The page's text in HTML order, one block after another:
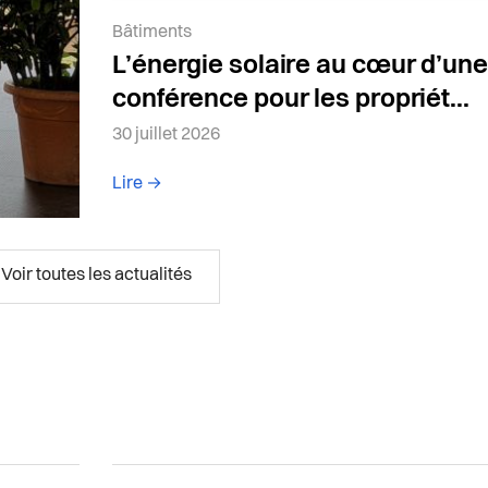
Article de la catégorie:
Bâtiments
L’énergie solaire au cœur d’une
conférence pour les propriét...
30 juillet 2026
Lire →
Voir toutes les actualités